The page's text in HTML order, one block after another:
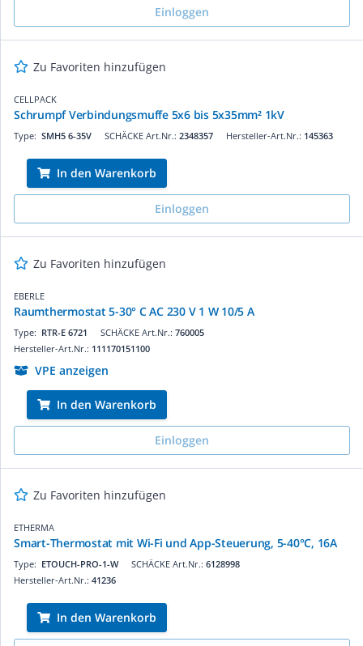
Einloggen
Zu Favoriten hinzufügen
CELLPACK
Schrumpf Verbindungsmuffe 5x6 bis 5x35mm² 1kV
SCHÄCKE Art.Nr.: 2348357
Type: SMH5 6-35V Hersteller-Art.Nr.: 145363
In den Warenkorb
Einloggen
Zu Favoriten hinzufügen
EBERLE
Raumthermostat 5-30° C AC 230 V 1 W 10/5 A
SCHÄCKE Art.Nr.: 760005
Type: RTR-E 6721
Hersteller-Art.Nr.: 111170151100
VPE anzeigen
In den Warenkorb
Einloggen
Zu Favoriten hinzufügen
ETHERMA
Smart-Thermostat mit Wi-Fi und App-Steuerung, 5-40°C, 16A
SCHÄCKE Art.Nr.: 6128998
Type: ETOUCH-PRO-1-W
Hersteller-Art.Nr.: 41236
In den Warenkorb